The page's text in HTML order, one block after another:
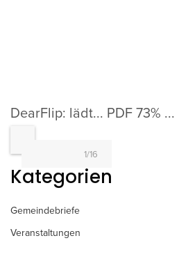
DearFlip: lädt... PDF 73% ...
1/16
Kategorien
Gemeindebriefe
Veranstaltungen